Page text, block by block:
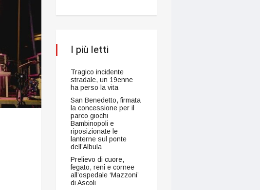
I più letti
Tragico incidente
stradale, un 19enne
ha perso la vita
San Benedetto, firmata
la concessione per il
parco giochi
Bambinopoli e
riposizionate le
lanterne sul ponte
dell’Albula
Prelievo di cuore,
fegato, reni e cornee
all’ospedale ‘Mazzoni’
di Ascoli